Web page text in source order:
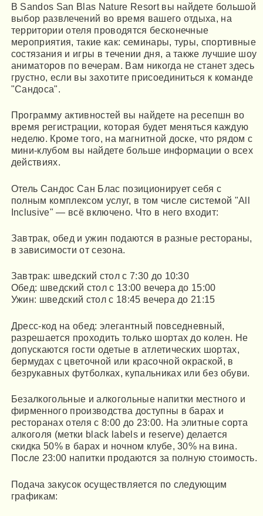
В Sandos San Blas Nature Resort вы найдете большой
выбор развлечений во время вашего отдыха, на
территории отеля проводятся бесконечные
мероприятия, такие как: семинары, туры, спортивные
состязания и игры в течении дня, а также лучшие шоу
аниматоров по вечерам. Вам никогда не станет здесь
грустно, если вы захотите присоединиться к команде
"Сандоса".
Программу активностей вы найдете на ресепшн во
время регистрации, которая будет меняться каждую
неделю. Кроме того, на магнитной доске, что рядом с
мини-клубом вы найдете больше информации о всех
действиях.
Отель Сандос Сан Блас позиционирует себя с
полным комплексом услуг, в том числе системой "All
Inclusive" — всё включено. Что в него входит:
Завтрак, обед и ужин подаются в разные рестораны,
в зависимости от сезона.
Завтрак: шведский стол с 7:30 до 10:30
Обед: шведский стол с 13:00 вечера до 15:00
Ужин: шведский стол с 18:45 вечера до 21:15
Дресс-код на обед: элегантный повседневный,
разрешается проходить только шортах до колен. Не
допускаются гости одетые в атлетических шортах,
бермудах с цветочной или красочной окраской, в
безрукавных футболках, купальниках или без обуви.
Безалкогольные и алкогольные напитки местного и
фирменного производства доступны в барах и
ресторанах отеля с 8:00 до 23:00. На элитные сорта
алкоголя (метки black labels и reserve) делается
скидка 50% в барах и ночном клубе, 30% на вина.
После 23:00 напитки продаются за полную стоимость.
Подача закусок осуществляется по следующим
графикам: